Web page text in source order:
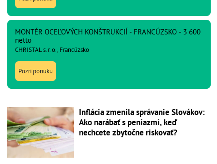
MONTÉR OCEĽOVÝCH KONŠTRUKCIÍ - FRANCÚZSKO - 3 600
netto
CHRISTAL s. r. o., Francúzsko
Pozri ponuku
Inflácia zmenila správanie Slovákov:
Ako narábať s peniazmi, keď
nechcete zbytočne riskovať?